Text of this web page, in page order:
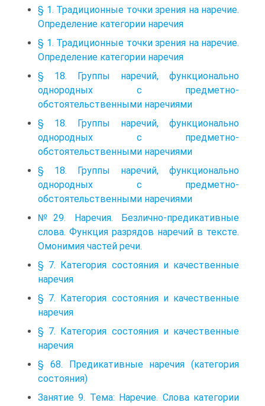
§ 1. Традиционные точки зрения на наречие.
Определение категории наречия
§ 1. Традиционные точки зрения на наречие.
Определение категории наречия
§ 18. Группы наречий, функционально
однородных с предметно-
обстоятельственными наречиями
§ 18. Группы наречий, функционально
однородных с предметно-
обстоятельственными наречиями
§ 18. Группы наречий, функционально
однородных с предметно-
обстоятельственными наречиями
№29. Наречия. Безлично-предикативные
слова. Функция разрядов наречий в тексте.
Омонимия частей речи.
§ 7. Категория состояния и качественные
наречия
§ 7. Категория состояния и качественные
наречия
§ 7. Категория состояния и качественные
наречия
§ 68. Предикативные наречия (категория
состояния)
Занятие 9. Тема: Наречие. Слова категории